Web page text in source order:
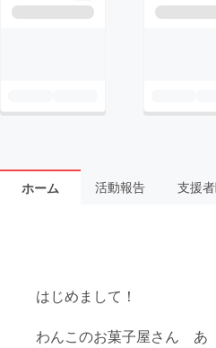
ホーム 活動報告 支援者
はじめまして！
わんこのお菓子屋さん あ